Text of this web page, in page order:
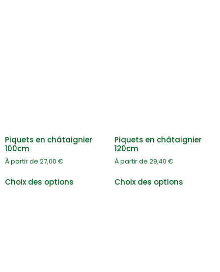
Piquets en châtaignier
100cm
À partir de 27,00 €
Choix des options
Piquets en châtaignier
120cm
À partir de 29,40 €
Choix des options